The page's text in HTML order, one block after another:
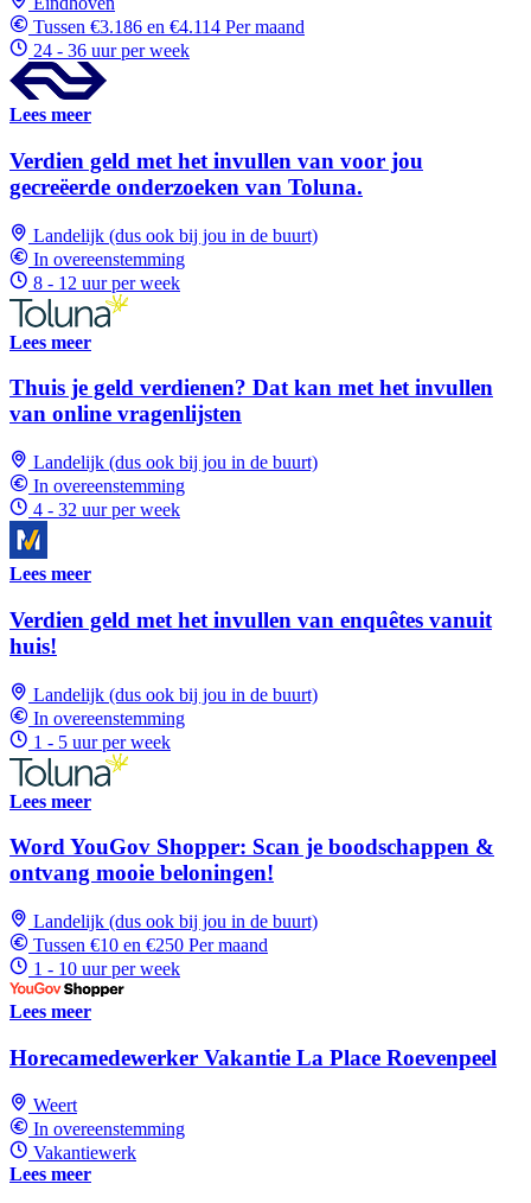
Tussen €3.186 en €4.114 Per maand
24 - 36 uur per week
Lees meer
Verdien geld met het invullen van voor jou
gecreëerde onderzoeken van Toluna.
Landelijk (dus ook bij jou in de buurt)
In overeenstemming
8 - 12 uur per week
Lees meer
Thuis je geld verdienen? Dat kan met het invullen
van online vragenlijsten
Landelijk (dus ook bij jou in de buurt)
In overeenstemming
4 - 32 uur per week
Lees meer
Verdien geld met het invullen van enquêtes vanuit
huis!
Landelijk (dus ook bij jou in de buurt)
In overeenstemming
1 - 5 uur per week
Lees meer
Word YouGov Shopper: Scan je boodschappen &
ontvang mooie beloningen!
Landelijk (dus ook bij jou in de buurt)
Tussen €10 en €250 Per maand
1 - 10 uur per week
Lees meer
Horecamedewerker Vakantie La Place Roevenpeel
Weert
In overeenstemming
Vakantiewerk
Lees meer